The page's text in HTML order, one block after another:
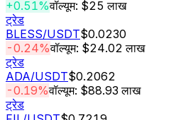
+0.51%वॉल्यूम: $25 लाख
ट्रेड
BLESS/USDT$0.0230
-0.24%वॉल्यूम: $24.02 लाख
ट्रेड
ADA/USDT$0.2062
-0.19%वॉल्यूम: $88.93 लाख
ट्रेड